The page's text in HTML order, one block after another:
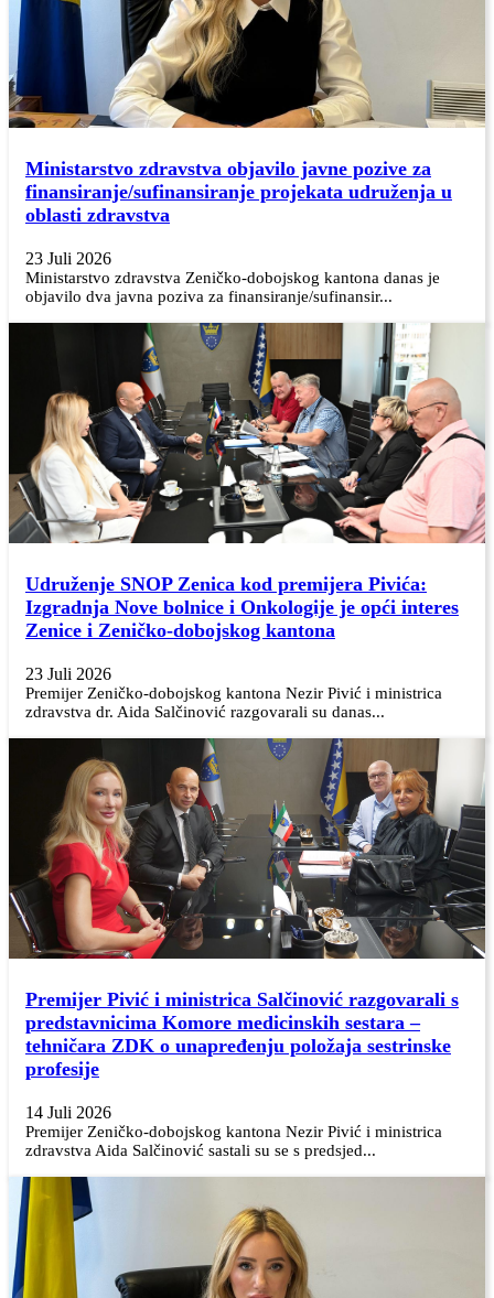
Ministarstvo zdravstva objavilo javne pozive za
finansiranje/sufinansiranje projekata udruženja u
oblasti zdravstva
23 Juli 2026
Ministarstvo zdravstva Zeničko-dobojskog kantona danas je
objavilo dva javna poziva za finansiranje/sufinansir...
Udruženje SNOP Zenica kod premijera Pivića:
Izgradnja Nove bolnice i Onkologije je opći interes
Zenice i Zeničko-dobojskog kantona
23 Juli 2026
Premijer Zeničko-dobojskog kantona Nezir Pivić i ministrica
zdravstva dr. Aida Salčinović razgovarali su danas...
Premijer Pivić i ministrica Salčinović razgovarali s
predstavnicima Komore medicinskih sestara –
tehničara ZDK o unapređenju položaja sestrinske
profesije
14 Juli 2026
Premijer Zeničko-dobojskog kantona Nezir Pivić i ministrica
zdravstva Aida Salčinović sastali su se s predsjed...